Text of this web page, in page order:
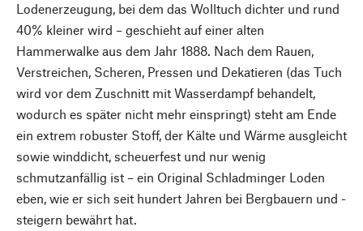
Lodenerzeugung, bei dem das Wolltuch dichter und rund
40% kleiner wird – geschieht auf einer alten
Hammerwalke aus dem Jahr 1888. Nach dem Rauen,
Verstreichen, Scheren, Pressen und Dekatieren (das Tuch
wird vor dem Zuschnitt mit Wasserdampf behandelt,
wodurch es später nicht mehr einspringt) steht am Ende
ein extrem robuster Stoff, der Kälte und Wärme ausgleicht
sowie winddicht, scheuerfest und nur wenig
schmutzanfällig ist – ein Original Schladminger Loden
eben, wie er sich seit hundert Jahren bei Bergbauern und -
steigern bewährt hat.